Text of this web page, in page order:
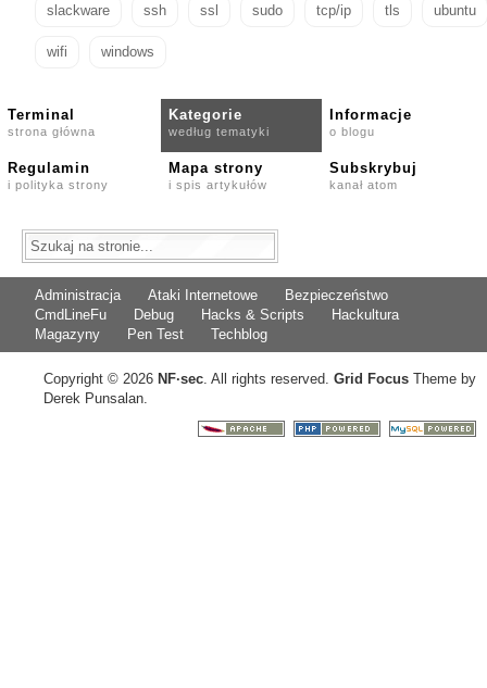
slackware ssh ssl sudo tcp/ip tls ubuntu
wifi windows
Terminal
strona główna
Kategorie
według tematyki
Informacje
o blogu
Regulamin
i polityka strony
Mapa strony
i spis artykułów
Subskrybuj
kanał atom
Administracja Ataki Internetowe
Bezpieczeństwo
CmdLineFu
Debug Hacks & Scripts
Hackultura
Magazyny
Pen Test Techblog
Copyright © 2026 NF·sec. All rights reserved. Grid Focus Theme by
Derek Punsalan.